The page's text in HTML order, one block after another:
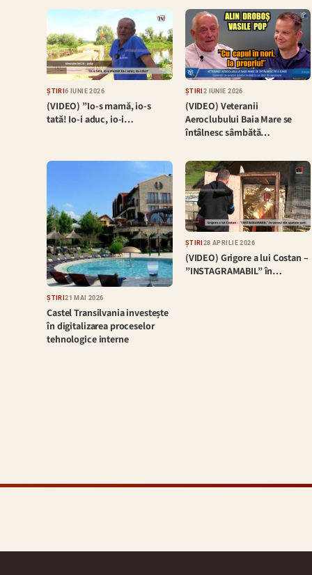
ȘTIRI6 IUNIE 2026
(VIDEO) ”Io-s mamă, io-s
tată! Io-i aduc, io-i…
ȘTIRI 2 IUNIE 2026
(VIDEO) Veteranii
Aeroclubului Baia Mare se
întâlnesc sâmbătă…
ȘTIRI21 MAI 2026
Castel Transilvania investește
în digitalizarea proceselor
tehnologice interne
ȘTIRI 28 APRILIE 2026
(VIDEO) Grigore a lui Costan –
”INSTAGRAMABIL” în…